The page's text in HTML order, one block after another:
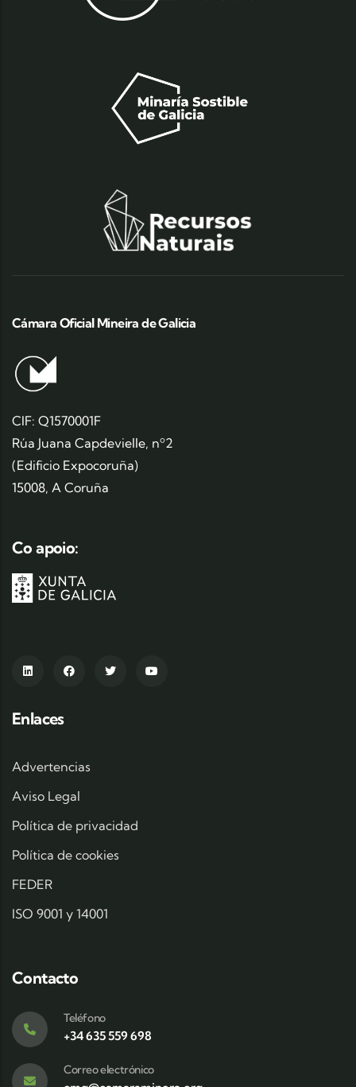
Cámara Oficial Mineira de Galicia
CIF: Q1570001F
Rúa Juana Capdevielle, nº2
(Edificio Expocoruña)
15008, A Coruña
Co apoio:
Enlaces
Advertencias
Aviso Legal
Política de privacidad
Política de cookies
FEDER
ISO 9001 y 14001
Contacto
Teléfono
+34 635 559 698
Correo electrónico